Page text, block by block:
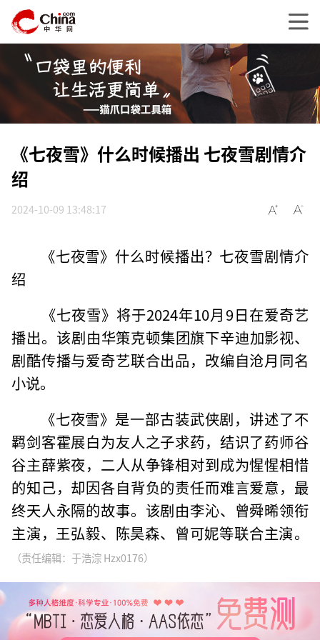
《七夜雪》什么时候播出 七夜雪剧情介
绍
2024-10-09 13:48:17
《七夜雪》什么时候播出？七夜雪剧情介
绍
‌《七夜雪》将于2024年10月9日在爱奇艺
播出。‌该剧由华策克顿集团旗下辛迪加影视、
剧酷传播与爱奇艺联合出品，改编自沧月同名
小说‌。
《七夜雪》是一部古装武侠剧，讲述了不
羁剑客霍展白为友人之子求药，结识了药师谷
谷主薛紫夜，二人从争锋相对到成为惺惺相惜
的知己，却因各自背负的责任而难言爱意，最
终天人永隔的故事。该剧由李沁、曾舜晞领衔
主演，王弘毅、陈昊森、曾可妮等联合主演‌。
（责任编辑：于浩淙 Hzx0176）